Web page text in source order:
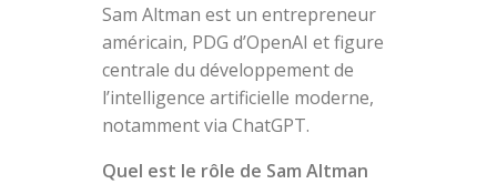
Sam Altman est un entrepreneur
américain, PDG d’OpenAI et figure
centrale du développement de
l’intelligence artificielle moderne,
notamment via ChatGPT.
Quel est le rôle de Sam Altman